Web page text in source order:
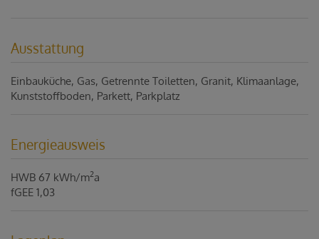
Ausstattung
Einbauküche Gas Getrennte Toiletten Granit Klimaanlage
Kunststoffboden Parkett Parkplatz
Energieausweis
HWB 67 kWh/m2a
fGEE 1,03